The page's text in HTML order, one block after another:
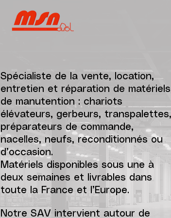
​Spécialiste de la vente, location,
entretien et réparation de matériels
de manutention : chariots
élévateurs, gerbeurs, transpalettes,
préparateurs de commande,
nacelles, neufs, reconditionnés ou
d’occasion.
Matériels disponibles sous une à
deux semaines et livrables dans
toute la France et l’Europe.
Notre SAV intervient autour de